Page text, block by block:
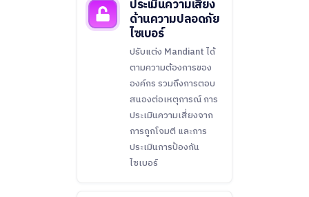
ประเมินความเสี่ยง
ด้านความปลอดภัย
ไซเบอร์
ปรับแต่ง Mandiant ได้
ตามความต้องการของ
องค์กร รวมถึงการตอบ
สนองต่อเหตุการณ์ การ
ประเมินความเสี่ยงจาก
การถูกโจมตี และการ
ประเมินการป้องกัน
ไซเบอร์